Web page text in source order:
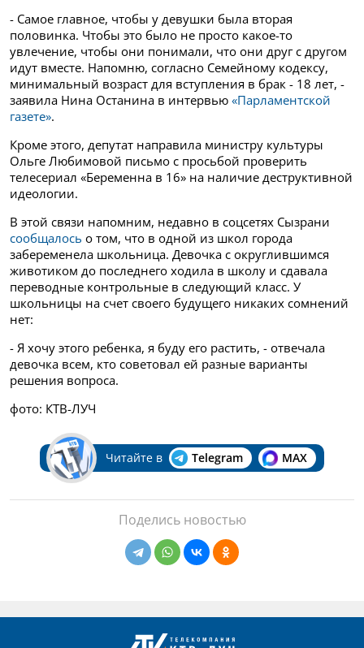
- Самое главное, чтобы у девушки была вторая
половинка. Чтобы это было не просто какое-то
увлечение, чтобы они понимали, что они друг с другом
идут вместе. Напомню, согласно Семейному кодексу,
минимальный возраст для вступления в брак - 18 лет, -
заявила Нина Останина в интервью «Парламентской
газете».
Кроме этого, депутат направила министру культуры
Ольге Любимовой письмо с просьбой проверить
телесериал «Беременна в 16» на наличие деструктивной
идеологии.
В этой связи напомним, недавно в соцсетях Сызрани
сообщалось о том, что в одной из школ города
забеременела школьница. Девочка с округлившимся
животиком до последнего ходила в школу и сдавала
переводные контрольные в следующий класс. У
школьницы на счет своего будущего никаких сомнений
нет:
- Я хочу этого ребенка, я буду его растить, - отвечала
девочка всем, кто советовал ей разные варианты
решения вопроса.
фото: КТВ-ЛУЧ
Читайте в Telegram MAX
Поделись новостью